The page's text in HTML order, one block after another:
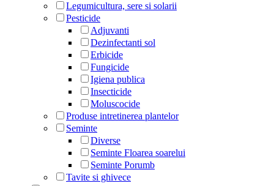
Legumicultura, sere si solarii
Pesticide
Adjuvanti
Dezinfectanti sol
Erbicide
Fungicide
Igiena publica
Insecticide
Moluscocide
Produse intretinerea plantelor
Seminte
Diverse
Seminte Floarea soarelui
Seminte Porumb
Tavite si ghivece